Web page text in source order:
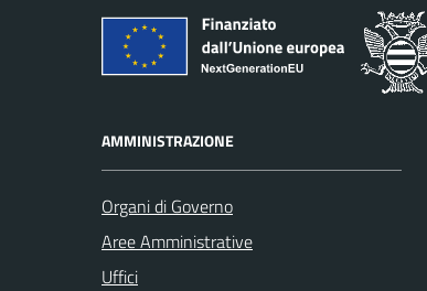
AMMINISTRAZIONE
Organi di Governo
Aree Amministrative
Uffici